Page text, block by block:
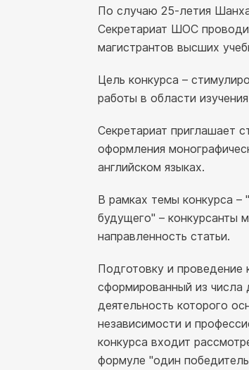
По случаю 25-летия
Секретариат ШОС
магистрантов высших
Цель конкурса –
работы в области
Секретариат приглашает
оформления
английском языках.
В рамках темы конкурса
будущего" – конкурсанты
направленность статьи.
Подготовку и проведение
сформированный из
деятельность которого
независимости и
конкурса входит
формуле "один